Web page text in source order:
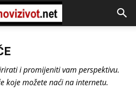
i promijeniti vam perspektivu.
koje možete naći na internetu.